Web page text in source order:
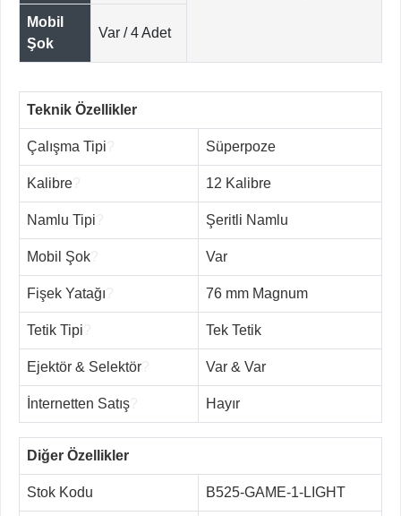
Mobil
Şok
Var / 4 Adet
Teknik Özellikler
Çalışma Tipi Süperpoze
Kalibre 12 Kalibre
Namlu Tipi Şeritli Namlu
Mobil Şok Var
Fişek Yatağı 76 mm Magnum
Tetik Tipi Tek Tetik
Ejektör & Selektör Var & Var
İnternetten Satış Hayır
Diğer Özellikler
Stok Kodu B525-GAME-1-LIGHT